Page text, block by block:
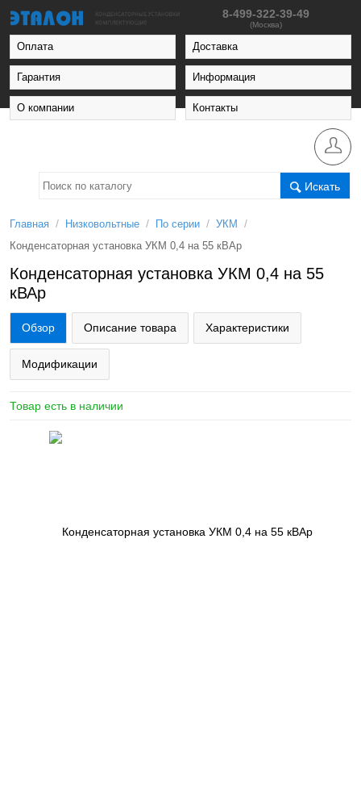
8-499-322-39-49
(Москва)
Оплата Доставка
Гарантия Информация
О компании Контакты
Искать
Главная / Низковольтные / По серии / УКМ /
Конденсаторная установка УКМ 0,4 на 55 кВАр
Конденсаторная установка УКМ 0,4 на 55
кВАр
Обзор Описание товара Характеристики
Модификации
Товар есть в наличии